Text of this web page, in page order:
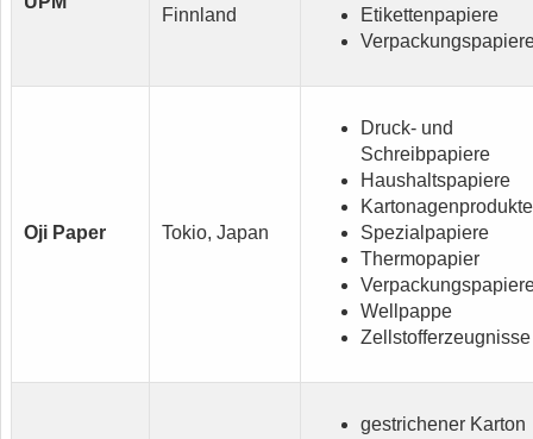
Finnland
Etikettenpapiere
Oji Paper Tokio, Japan
Druck- und
Schreibpapiere
Haushaltspapiere
Kartonagenprodukte
Spezialpapiere
Thermopapier
Wellpappe
Zellstofferzeugnisse
gestrichener Karton